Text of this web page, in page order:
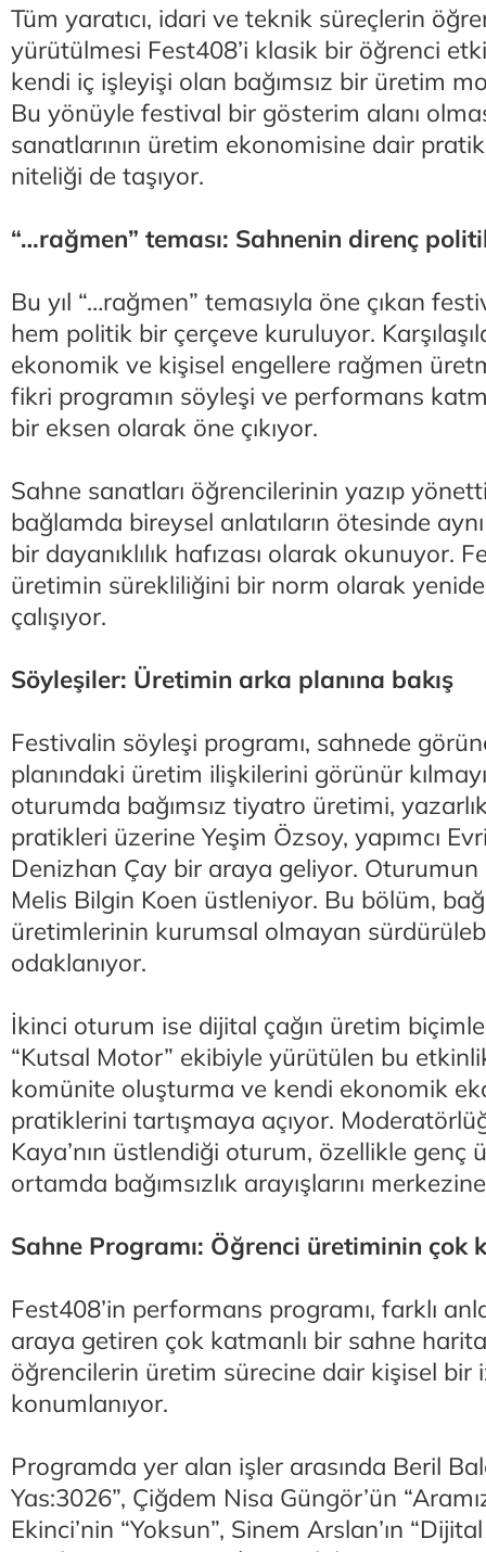
Tüm yaratıcı, idari ve teknik süreçlerin
yürütülmesi Fest408’i klasik bir öğrenci
kendi iç işleyişi olan bağımsız bir üretim
Bu yönüyle festival bir gösterim alanı
sanatlarının üretim ekonomisine dair
niteliği de taşıyor.
“…rağmen” teması: Sahnenin direnç
Bu yıl “…rağmen” temasıyla öne çıkan
hem politik bir çerçeve kuruluyor.
ekonomik ve kişisel engellere rağmen
fikri programın söyleşi ve performans
bir eksen olarak öne çıkıyor.
Sahne sanatları öğrencilerinin yazıp
bağlamda bireysel anlatıların ötesinde
bir dayanıklılık hafızası olarak okunuyor.
üretimin sürekliliğini bir norm olarak
çalışıyor.
Söyleşiler: Üretimin arka planına bakış
Festivalin söyleşi programı, sahnede
planındaki üretim ilişkilerini görünür
oturumda bağımsız tiyatro üretimi,
pratikleri üzerine Yeşim Özsoy, yapımcı
Denizhan Çay bir araya geliyor.
Melis Bilgin Koen üstleniyor. Bu bölüm,
üretimlerinin kurumsal olmayan
odaklanıyor.
İkinci oturum ise dijital çağın üretim
“Kutsal Motor” ekibiyle yürütülen bu
komünite oluşturma ve kendi ekonomik
pratiklerini tartışmaya açıyor.
Kaya’nın üstlendiği oturum, özellikle genç
ortamda bağımsızlık arayışlarını
Sahne Programı: Öğrenci üretiminin çok
Fest408’in performans programı, farklı
araya getiren çok katmanlı bir sahne
öğrencilerin üretim sürecine dair kişisel bir
konumlanıyor.
Programda yer alan işler arasında Beril
Yas:3026”, Çiğdem Nisa Güngör’ün
Ekinci’nin “Yoksun”, Sinem Arslan’ın